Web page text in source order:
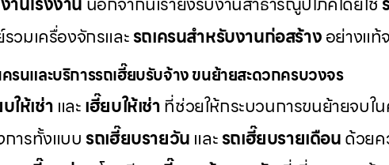
วมเครื่องจักรและรถเครนสำหรับงานก่อสร้างอย่างแท้
รนและบริการรถเฮี๊ยบรับจ้าง ขนย้ายสะดวกครบวงจร
ให้เช่า และเฮี๊ยบให้เช่าที่ช่วยให้กระบวนการขนย้ายจบใ
การทั้งแบบรถเฮี๊ยบรายวัน และรถเฮี๊ยบรายเดือนด้วยค